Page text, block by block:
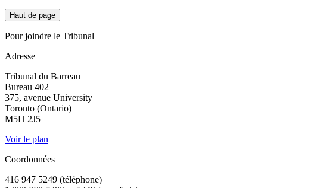
Haut de page
Pour joindre le Tribunal
Adresse
Tribunal du Barreau
Bureau 402
375, avenue University
Toronto (Ontario)
M5H 2J5
Voir le plan
Coordonnées
416 947 5249 (téléphone)